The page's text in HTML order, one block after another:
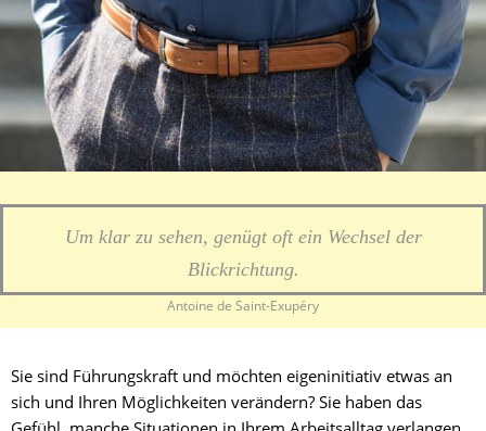
Um klar zu sehen, genügt oft ein Wechsel der
Blickrichtung.
Antoine de Saint-Exupéry
Sie sind Führungskraft und möchten eigeninitiativ etwas an
sich und Ihren Möglichkeiten verändern? Sie haben das